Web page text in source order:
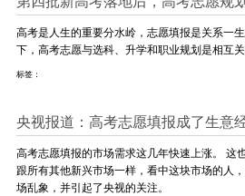
高考是人生的重要分水岭，志愿填报是关系一
下，高考志愿与选科、升学和职业规划是相互关
标签：
高考志愿填报的市场需求这几年快速上涨。 这
跟所有其他新兴市场一样，看中这块市场的人
场乱象，并引起了央视的关注。